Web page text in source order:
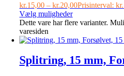
kr.15,00 – kr.20,00Prisinterval:
Vælg muligheder
Dette vare har flere varianter.
varesiden
Splitring, 15 mm,